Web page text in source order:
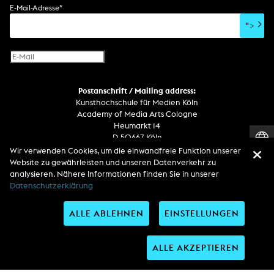
Soundtrack
Soundeffekte
Benutzerinterface
Virtual Reality
Internet-Fernsehen
Computergrafik
Computerinstallation
Buchprojekt
Text
E-Mail-Adresse*
">
Postanschrift / Mailing address:
Kunsthochschule für Medien Köln
Academy of Media Arts Cologne
Heumarkt 14
D-50667 Köln
Telefon
Zentrale / Empfang +49 221 201 89 - 0 / - 400
Wachdienst / Security guard +49 151 186 863 40 (19 Uhr bis 6 Uhr)
Wir verwenden Cookies, um die einwandfreie Funktion unserer
Website zu gewährleisten und unseren Datenverkehr zu
analysieren. Nähere Informationen finden Sie in unserer
Datenschutzerklärung
EINSTELLUNGEN
ALLE ABLEHNEN
ALLE AKZEPTIEREN